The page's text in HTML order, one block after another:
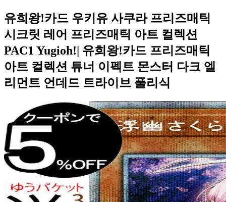
유희왕!카드 우키유 사쿠라 프리즈매틱
시크릿 레어 프리즈매틱 아트 컬렉션
PAC1 Yugioh!| 유희왕!카드 프리즈매틱
아트 컬렉션 튜너 이펙트 몬스터 다크 엘
리먼트 언데드 트라이브 풀리식